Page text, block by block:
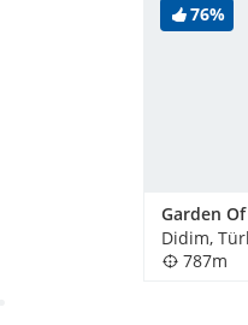
76%
Garden
Didim,
787m